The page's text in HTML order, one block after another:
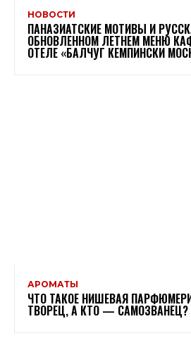
НОВОСТИ
ПАНАЗИАТСКИЕ МОТИВЫ И
ОБНОВЛЕННОМ ЛЕТНЕМ МЕНЮ
ОТЕЛЕ «БАЛЧУГ КЕМПИНСКИ
АРОМАТЫ
ЧТО ТАКОЕ НИШЕВАЯ
ТВОРЕЦ, А КТО — САМОЗВАНЕЦ?